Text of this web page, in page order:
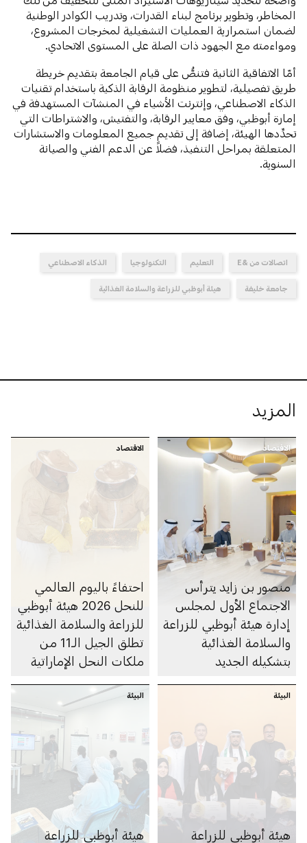
المخاطر، وتطوير برنامج لبناء القدرات، وتدريب الكوادر الوطنية
لضمان استمرارية العمليات التشغيلية لمخرجات المشروع،
ومواءمته مع الجهود ذات الصلة على المستوى الاتحادي.
أمّا الاتفاقية الثانية فتنصُّ على قيام الجامعة بتقديم خريطة
طريق تفصيلية، لتطوير منظومة الرقابة الذكية باستخدام تقنيات
الذكاء الاصطناعي، وإنترنت الأشياء في المنشآت المستهدفة في
إمارة أبوظبي، وفق معايير الرقابة، والتفتيش، والاشتراطات التي
تحدِّدها الهيئة، إضافة إلى تقديم جميع المعلومات والاستشارات
المتعلقة بمراحل التنفيذ، فضلاً عن الدعم الفني والصيانة
السنوية.
اتصالات من &E التعليم التكنولوجيا الذكاء الاصطناعي
جامعة خليفة هيئة أبوظبي للزراعة والسلامة الغذائية
المزيد
الاقتصاد
منصور بن زايد يترأس
الاجتماع الأول لمجلس
إدارة هيئة أبوظبي للزراعة
والسلامة الغذائية
بتشكيله الجديد
الاقتصاد
احتفاءً باليوم العالمي
للنحل 2026 هيئة أبوظبي
للزراعة والسلامة الغذائية
تطلق الجيل الـ11 من
ملكات النحل الإماراتية
البيئة
هيئة أبوظبي للزراعة
البيئة
هيئة أبوظبي للزراعة